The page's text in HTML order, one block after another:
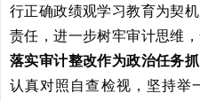
行正确政绩观学习教育为契
责任，进一步树牢审计思维
落实审计整改作为政治任务抓
认真对照自查检视，坚持举